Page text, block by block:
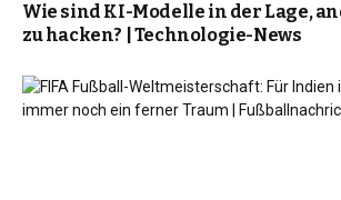
Wie sind KI-Modelle in der Lage,
zu hacken? | Technologie-News